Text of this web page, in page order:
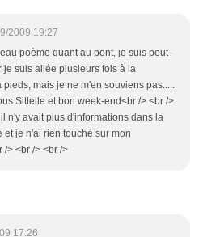
2009 19:27
poème quant au pont, je suis peut-
je suis allée plusieurs fois à la
mais je ne m'en souviens pas.....
Sittelle et bon week-end<br /> <br />
n'y avait plus d'informations dans la
et je n'ai rien touché sur mon
/> <br /> <br />
17:26